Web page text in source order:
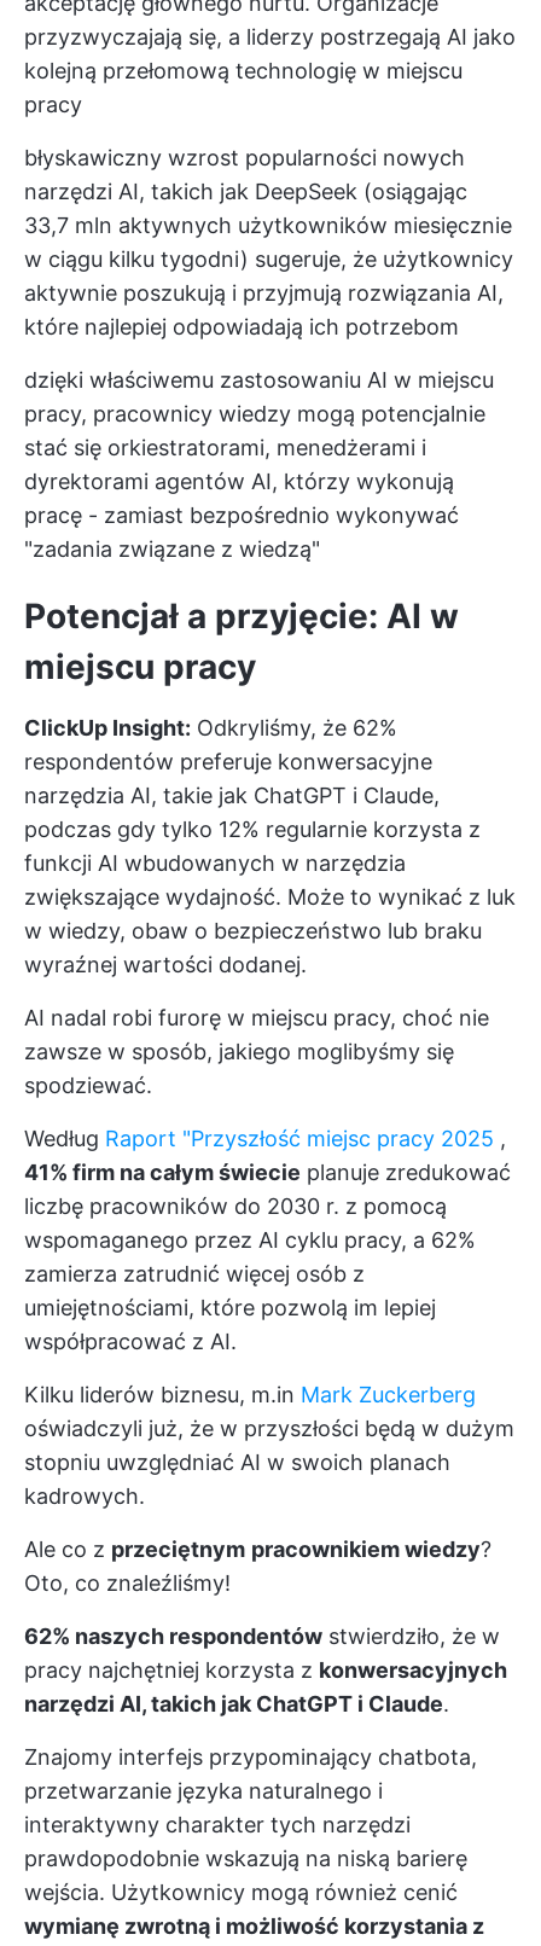
przyzwyczajają się, a liderzy postrzegają AI jako
kolejną przełomową technologię w miejscu
pracy
błyskawiczny wzrost popularności nowych
narzędzi AI, takich jak DeepSeek (osiągając
33,7 mln aktywnych użytkowników miesięcznie
w ciągu kilku tygodni) sugeruje, że użytkownicy
aktywnie poszukują i przyjmują rozwiązania AI,
które najlepiej odpowiadają ich potrzebom
dzięki właściwemu zastosowaniu AI w miejscu
pracy, pracownicy wiedzy mogą potencjalnie
stać się orkiestratorami, menedżerami i
dyrektorami agentów AI, którzy wykonują
pracę - zamiast bezpośrednio wykonywać
"zadania związane z wiedzą"
Potencjał a przyjęcie: AI w
miejscu pracy
ClickUp Insight: Odkryliśmy, że 62%
respondentów preferuje konwersacyjne
narzędzia AI, takie jak ChatGPT i Claude,
podczas gdy tylko 12% regularnie korzysta z
funkcji AI wbudowanych w narzędzia
zwiększające wydajność. Może to wynikać z luk
w wiedzy, obaw o bezpieczeństwo lub braku
wyraźnej wartości dodanej.
AI nadal robi furorę w miejscu pracy, choć nie
zawsze w sposób, jakiego moglibyśmy się
spodziewać.
Według Raport "Przyszłość miejsc pracy 2025 ,
41% firm na całym świecie planuje zredukować
liczbę pracowników do 2030 r. z pomocą
wspomaganego przez AI cyklu pracy, a 62%
zamierza zatrudnić więcej osób z
umiejętnościami, które pozwolą im lepiej
współpracować z AI.
Kilku liderów biznesu, m.in Mark Zuckerberg
oświadczyli już, że w przyszłości będą w dużym
stopniu uwzględniać AI w swoich planach
kadrowych.
Ale co z przeciętnym pracownikiem wiedzy?
Oto, co znaleźliśmy!
62% naszych respondentów stwierdziło, że w
pracy najchętniej korzysta z konwersacyjnych
narzędzi AI, takich jak ChatGPT i Claude.
Znajomy interfejs przypominający chatbota,
przetwarzanie języka naturalnego i
interaktywny charakter tych narzędzi
prawdopodobnie wskazują na niską barierę
wejścia. Użytkownicy mogą również cenić
wymianę zwrotną i możliwość korzystania z